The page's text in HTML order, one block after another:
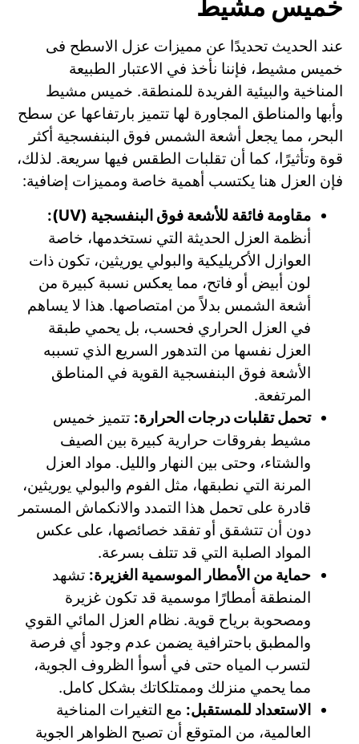
خميس مشيط
عند الحديث تحديدًا عن مميزات عزل الاسطح فى
خميس مشيط، فإننا نأخذ في الاعتبار الطبيعة
المناخية والبيئية الفريدة للمنطقة. خميس مشيط
وأبها والمناطق المجاورة لها تتميز بارتفاعها عن سطح
البحر، مما يجعل أشعة الشمس فوق البنفسجية أكثر
قوة وتأثيرًا، كما أن تقلبات الطقس فيها سريعة. لذلك،
فإن العزل هنا يكتسب أهمية خاصة ومميزات إضافية:
مقاومة فائقة للأشعة فوق البنفسجية (UV):
أنظمة العزل الحديثة التي نستخدمها، خاصة
العوازل الأكريليكية والبولي يوريثين، تكون ذات
لون أبيض أو فاتح، مما يعكس نسبة كبيرة من
أشعة الشمس بدلاً من امتصاصها. هذا لا يساهم
في العزل الحراري فحسب، بل يحمي طبقة
العزل نفسها من التدهور السريع الذي تسببه
الأشعة فوق البنفسجية القوية في المناطق
المرتفعة.
تحمل تقلبات درجات الحرارة: تتميز خميس
مشيط بفروقات حرارية كبيرة بين الصيف
والشتاء، وحتى بين النهار والليل. مواد العزل
المرنة التي نطبقها، مثل الفوم والبولي يوريثين،
قادرة على تحمل هذا التمدد والانكماش المستمر
دون أن تتشقق أو تفقد خصائصها، على عكس
المواد الصلبة التي قد تتلف بسرعة.
حماية من الأمطار الموسمية الغزيرة: تشهد
المنطقة أمطارًا موسمية قد تكون غزيرة
ومصحوبة برياح قوية. نظام العزل المائي القوي
والمطبق باحترافية يضمن عدم وجود أي فرصة
لتسرب المياه حتى في أسوأ الظروف الجوية،
مما يحمي منزلك وممتلكاتك بشكل كامل.
الاستعداد للمستقبل: مع التغيرات المناخية
العالمية، من المتوقع أن تصبح الظواهر الجوية